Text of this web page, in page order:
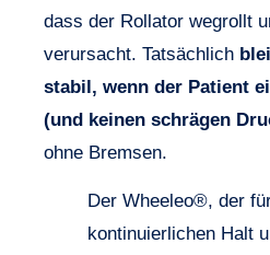
dass der Rollator wegrollt
verursacht. Tatsächlich
stabil, wenn der Patient
(und keinen schrägen
ohne Bremsen.
Der Wheeleo®, der
kontinuierlichen Halt